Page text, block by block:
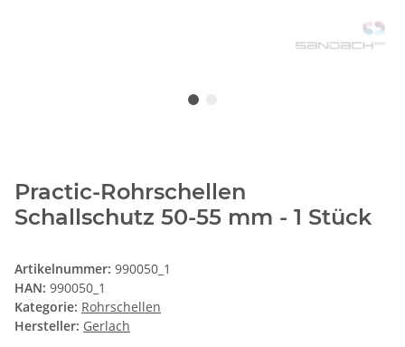
Practic-Rohrschellen
Schallschutz 50-55 mm - 1 Stück
Artikelnummer: 990050_1
HAN: 990050_1
Kategorie: Rohrschellen
Hersteller: Gerlach